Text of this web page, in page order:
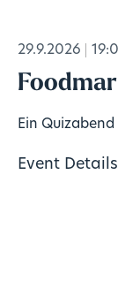
29.9.2026
Ein
Event